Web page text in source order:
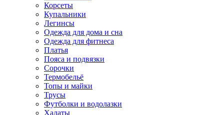
Корсеты
Купальники
Легинсы
Одежда для дома и сна
Одежда для фитнеса
Платья
Пояса и подвязки
Сорочки
Термобельё
Топы и майки
Трусы
Футболки и водолазки
Халаты